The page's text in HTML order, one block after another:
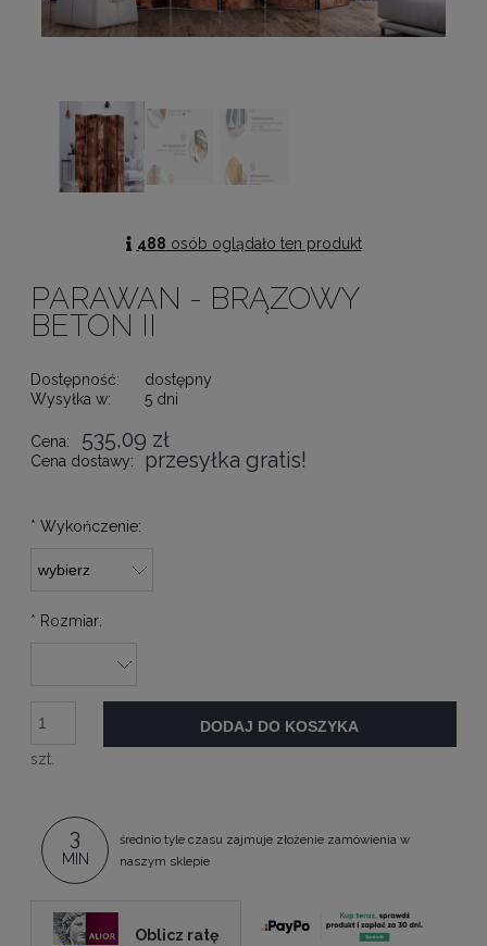
488 osób oglądało ten produkt
PARAWAN - BRĄZOWY
BETON II
Dostępność:
dostępny
Wysyłka w:
5 dni
Cena: 535,09 zł
Cena dostawy: przesyłka gratis!
* Wykończenie:
* Rozmiar:
szt.
DODAJ DO KOSZYKA
3
MIN
średnio tyle czasu zajmuje złożenie zamówienia w
naszym sklepie
Oblicz ratę